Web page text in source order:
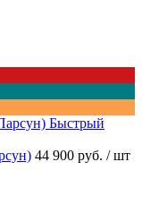
Быстрый
44 900 руб. / шт